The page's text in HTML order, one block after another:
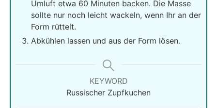
Umluft etwa 60 Minuten backen. Die Masse
sollte nur noch leicht wackeln, wenn Ihr an der
Form rüttelt.
Abkühlen lassen und aus der Form lösen.
KEYWORD
Russischer Zupfkuchen